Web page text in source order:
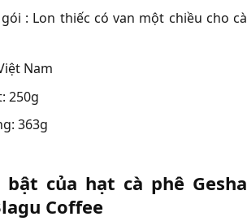
: Lon thiếc có van một chiều cho cà
Nam
250g
363g
của hạt cà phê Gesha
Coffee